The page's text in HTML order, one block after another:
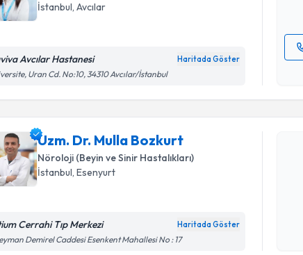
İstanbul, Avcılar
Avcılar Hastanesi Haritada Göster
Uran Cd. No:10, 34310 Avcılar/İstanbul
Uzm. Dr. Mulla Bozkurt
Nöroloji (Beyin ve Sinir Hastalıkları)
İstanbul, Esenyurt
Cerrahi Tıp Merkezi Haritada Göster
Demirel Caddesi Esenkent Mahallesi No : 17